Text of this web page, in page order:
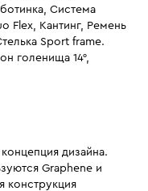
Система
Flex, Кантинг, Ремень
Sport frame.
голенища 14°,
дизайна.
Graphene и
конструкция